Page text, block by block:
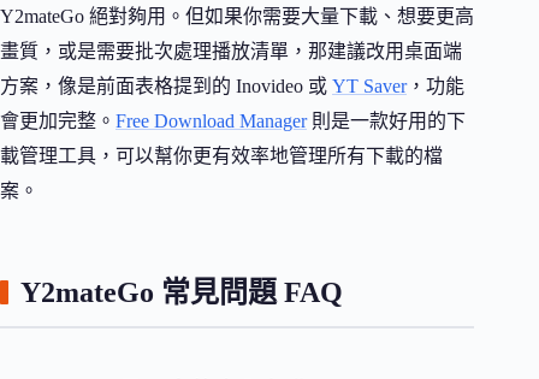
Y2mateGo 絕對夠用。但如果你需要大量下載、想要更高
畫質，或是需要批次處理播放清單，那建議改用桌面端
方案，像是前面表格提到的 Inovideo 或 YT Saver，功能
會更加完整。 Free Download Manager則是一款好用的下
載管理工具，可以幫你更有效率地管理所有下載的檔
案。
Y2mateGo 常見問題 FAQ